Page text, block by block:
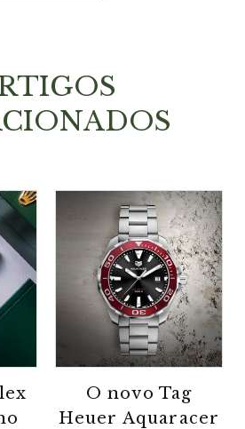
O novo Tag
Heuer Aquaracer